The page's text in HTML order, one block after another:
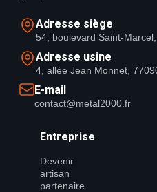
Adresse siège
54, boulevard Saint-
Adresse usine
4, allée Jean Monnet,
E-mail
contact@metal2000.fr
Entreprise
Devenir
artisan
partenaire